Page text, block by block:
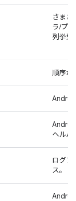
さまざ
ラ/プ
列挙型
順序が
ヘルパ
ログフ
ス。